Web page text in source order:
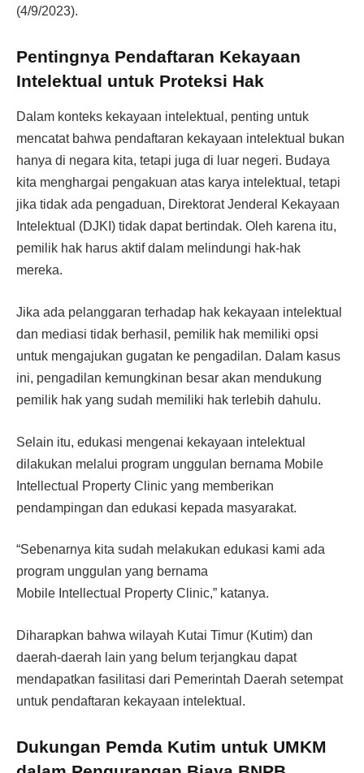
(4/9/2023).
Pentingnya Pendaftaran Kekayaan
Intelektual untuk Proteksi Hak
Dalam konteks kekayaan intelektual, penting untuk
mencatat bahwa pendaftaran kekayaan intelektual bukan
hanya di negara kita, tetapi juga di luar negeri. Budaya
kita menghargai pengakuan atas karya intelektual, tetapi
jika tidak ada pengaduan, Direktorat Jenderal Kekayaan
Intelektual (DJKI) tidak dapat bertindak. Oleh karena itu,
pemilik hak harus aktif dalam melindungi hak-hak
mereka.
Jika ada pelanggaran terhadap hak kekayaan intelektual
dan mediasi tidak berhasil, pemilik hak memiliki opsi
untuk mengajukan gugatan ke pengadilan. Dalam kasus
ini, pengadilan kemungkinan besar akan mendukung
pemilik hak yang sudah memiliki hak terlebih dahulu.
Selain itu, edukasi mengenai kekayaan intelektual
dilakukan melalui program unggulan bernama Mobile
Intellectual Property Clinic yang memberikan
pendampingan dan edukasi kepada masyarakat.
“Sebenarnya kita sudah melakukan edukasi kami ada
program unggulan yang bernama
Mobile Intellectual Property Clinic,” katanya.
Diharapkan bahwa wilayah Kutai Timur (Kutim) dan
daerah-daerah lain yang belum terjangkau dapat
mendapatkan fasilitasi dari Pemerintah Daerah setempat
untuk pendaftaran kekayaan intelektual.
Dukungan Pemda Kutim untuk UMKM